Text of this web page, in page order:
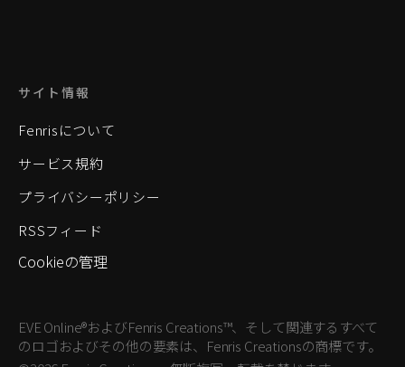
サイト情報
Fenrisについて
サービス規約
プライバシーポリシー
RSSフィード
Cookieの管理
EVE Online®およびFenris Creations™、そして関連するすべて
のロゴおよびその他の要素は、Fenris Creationsの商標です。